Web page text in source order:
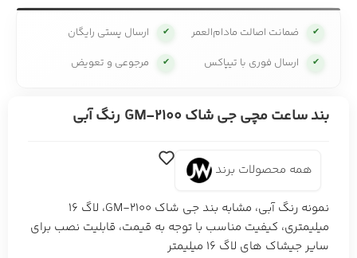
✔ ضمانت اصالت مادام‌العمر ✔ ارسال پستی رایگان
✔ ارسال فوری با تیپاکس ✔ مرجوعی و تعویض
بند ساعت مچی جی شاک GM-2100 رنگ آبی
همه محصولات برند
نمونه رنگ آبی، مشابه بند جی شاک GM-2100، لاگ 16
میلیمتری، کیفیت مناسب با توجه به قیمت، قابلیت نصب برای
سایر جیشاک های لاگ 16 میلیمتر